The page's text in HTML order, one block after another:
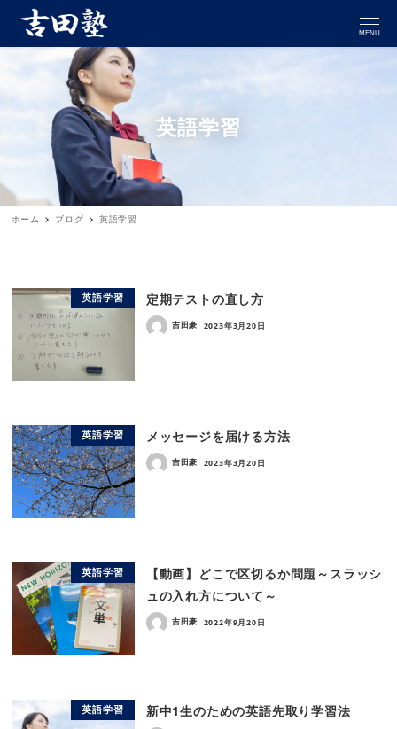
MENU
英語学習
ホーム ブログ 英語学習
英語学習 定期テストの直し方
吉田豪 2023年3月20日
英語学習 メッセージを届ける方法
吉田豪 2023年3月20日
英語学習
【動画】どこで区切るか問題～スラッシ
ュの入れ方について～
吉田豪 2022年9月20日
英語学習 新中1生のための英語先取り学習法